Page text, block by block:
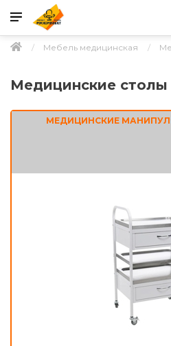
Мебель медицинская
Медицинские столы
МЕДИЦИНСКИЕ